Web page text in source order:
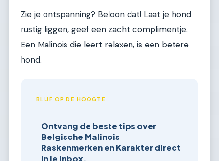
Zie je ontspanning? Beloon dat! Laat je hond
rustig liggen, geef een zacht complimentje.
Een Malinois die leert relaxen, is een betere
hond.
BLIJF OP DE HOOGTE
Ontvang de beste tips over
Belgische Malinois
Raskenmerken en Karakter direct
in je inbox.